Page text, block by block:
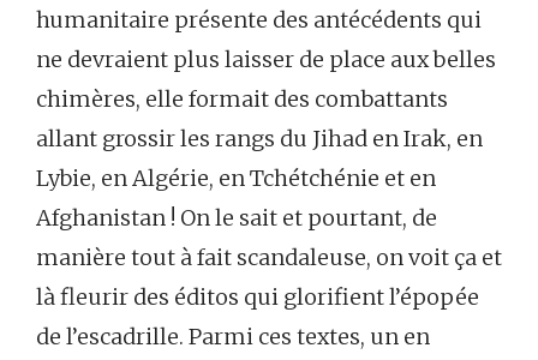
humanitaire présente des antécédents qui
ne devraient plus laisser de place aux belles
chimères, elle formait des combattants
allant grossir les rangs du Jihad en Irak, en
Lybie, en Algérie, en Tchétchénie et en
Afghanistan ! On le sait et pourtant, de
manière tout à fait scandaleuse, on voit ça et
là fleurir des éditos qui glorifient l’épopée
de l’escadrille. Parmi ces textes, un en